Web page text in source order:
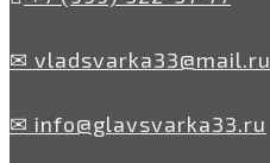
✉ vladsvarka33@mail.ru
✉ info@glavsvarka33.ru